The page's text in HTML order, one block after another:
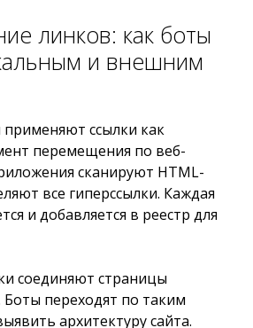
линков: как боты
и внешним
ссылки как
перемещения по веб-
сканируют HTML-
все гиперссылки. Каждая
и добавляется в реестр для
соединяют страницы
переходят по таким
архитектуру сайта.